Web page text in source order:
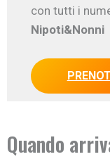
con tutti i
Nipoti&Nonni
Quando